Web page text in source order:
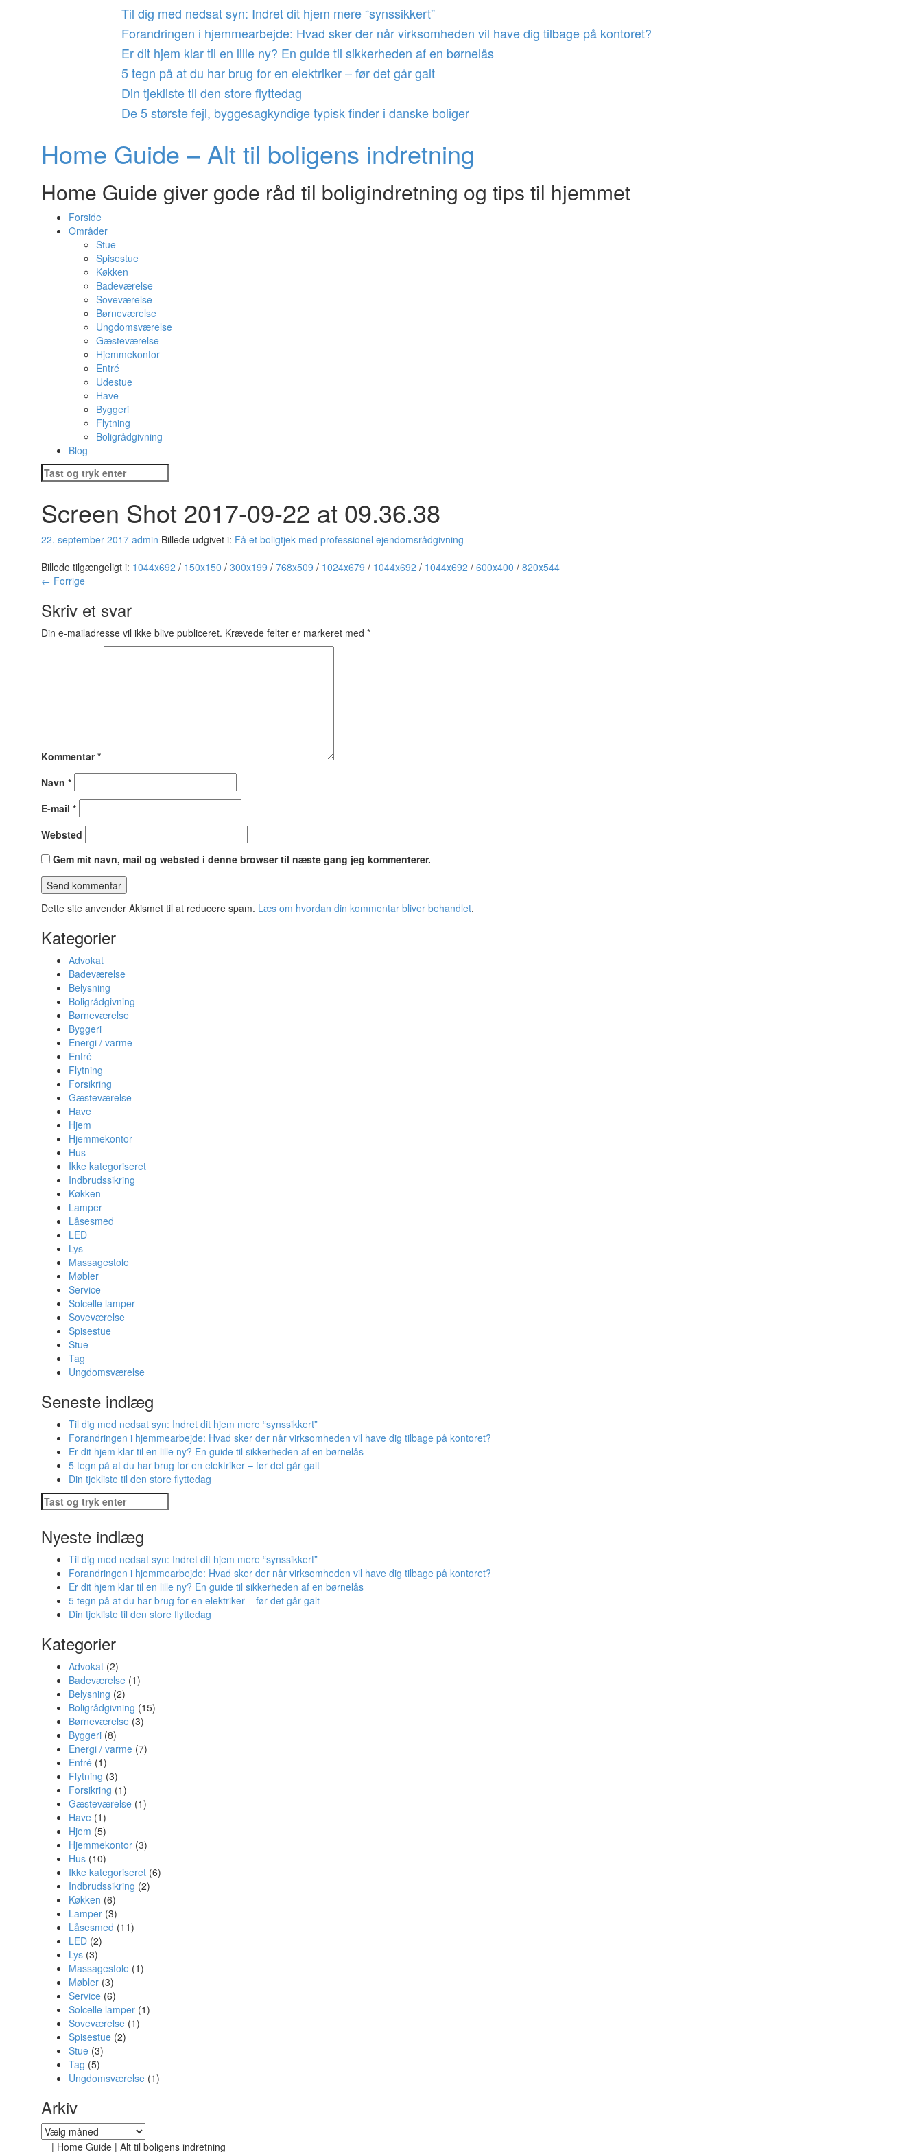
Til dig med nedsat syn: Indret dit hjem mere “synssikkert”
Forandringen i hjemmearbejde: Hvad sker der når virksomheden vil have dig tilbage på kontoret?
Er dit hjem klar til en lille ny? En guide til sikkerheden af en børnelås
5 tegn på at du har brug for en elektriker – før det går galt
Din tjekliste til den store flyttedag
De 5 største fejl, byggesagkyndige typisk finder i danske boliger
Home Guide – Alt til boligens indretning
Home Guide giver gode råd til boligindretning og tips til hjemmet
Forside
Områder
Stue
Spisestue
Køkken
Badeværelse
Soveværelse
Børneværelse
Ungdomsværelse
Gæsteværelse
Hjemmekontor
Entré
Udestue
Have
Byggeri
Flytning
Boligrådgivning
Blog
Søg
efter:
Screen Shot 2017-09-22 at 09.36.38
22. september 2017 admin Billede udgivet i: Få et boligtjek med professionel ejendomsrådgivning
Billede tilgængeligt i: 1044x692 / 150x150 / 300x199 / 768x509 / 1024x679 / 1044x692 / 1044x692 / 600x400 / 820x544
← Forrige
Skriv et svar
Din e-mailadresse vil ikke blive publiceret. Krævede felter er markeret med *
Kommentar*
Navn *
E-mail *
Websted
Gem mit navn, mail og websted i denne browser til næste gang jeg kommenterer.
Dette site anvender Akismet til at reducere spam. Læs om hvordan din kommentar bliver behandlet.
Kategorier
Advokat
Badeværelse
Belysning
Boligrådgivning
Børneværelse
Byggeri
Energi / varme
Entré
Flytning
Forsikring
Gæsteværelse
Have
Hjem
Hjemmekontor
Hus
Ikke kategoriseret
Indbrudssikring
Køkken
Lamper
Låsesmed
LED
Lys
Massagestole
Møbler
Service
Solcelle lamper
Soveværelse
Spisestue
Stue
Tag
Ungdomsværelse
Seneste indlæg
Til dig med nedsat syn: Indret dit hjem mere “synssikkert”
Forandringen i hjemmearbejde: Hvad sker der når virksomheden vil have dig tilbage på kontoret?
Er dit hjem klar til en lille ny? En guide til sikkerheden af en børnelås
5 tegn på at du har brug for en elektriker – før det går galt
Din tjekliste til den store flyttedag
Søg
efter:
Nyeste indlæg
Til dig med nedsat syn: Indret dit hjem mere “synssikkert”
Forandringen i hjemmearbejde: Hvad sker der når virksomheden vil have dig tilbage på kontoret?
Er dit hjem klar til en lille ny? En guide til sikkerheden af en børnelås
5 tegn på at du har brug for en elektriker – før det går galt
Din tjekliste til den store flyttedag
Kategorier
Advokat(2)
Badeværelse(1)
Belysning (2)
Boligrådgivning (15)
Børneværelse(3)
Byggeri(8)
Energi / varme(7)
Entré(1)
Flytning (3)
Forsikring (1)
Gæsteværelse(1)
Have(1)
Hjem (5)
Hjemmekontor(3)
Hus(10)
Ikke kategoriseret(6)
Indbrudssikring (2)
Køkken (6)
Lamper(3)
Låsesmed (11)
LED(2)
Lys(3)
Massagestole(1)
Møbler(3)
Service(6)
Solcelle lamper(1)
Soveværelse(1)
Spisestue(2)
Stue(3)
Tag (5)
Ungdomsværelse(1)
Arkiv
Arkiv
| Home Guide | Alt til boligens indretning